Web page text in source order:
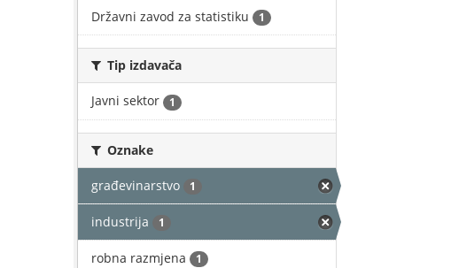
Državni zavod za statistiku 1
Tip izdavača
Javni sektor 1
Oznake
građevinarstvo 1
industrija 1
robna razmjena 1